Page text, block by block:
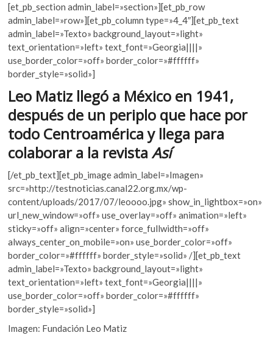
e
b
o
o
k
itt
er
at
s
A
p
p
[et_pb_section admin_label=»section»][et_pb_row
admin_label=»row»][et_pb_column type=»4_4″][et_pb_text
admin_label=»Texto» background_layout=»light»
text_orientation=»left» text_font=»Georgia||||»
use_border_color=»off» border_color=»#ffffff»
border_style=»solid»]
Leo Matiz llegó a México en 1941,
después de un periplo que hace por
todo Centroamérica y llega para
colaborar a la revistaAsí
[/et_pb_text][et_pb_image admin_label=»Imagen»
src=»http://testnoticias.canal22.org.mx/wp-
content/uploads/2017/07/leoooo.jpg» show_in_lightbox=»on»
url_new_window=»off» use_overlay=»off» animation=»left»
sticky=»off» align=»center» force_fullwidth=»off»
always_center_on_mobile=»on» use_border_color=»off»
border_color=»#ffffff» border_style=»solid» /][et_pb_text
admin_label=»Texto» background_layout=»light»
text_orientation=»left» text_font=»Georgia||||»
use_border_color=»off» border_color=»#ffffff»
border_style=»solid»]
Imagen: Fundación Leo Matiz